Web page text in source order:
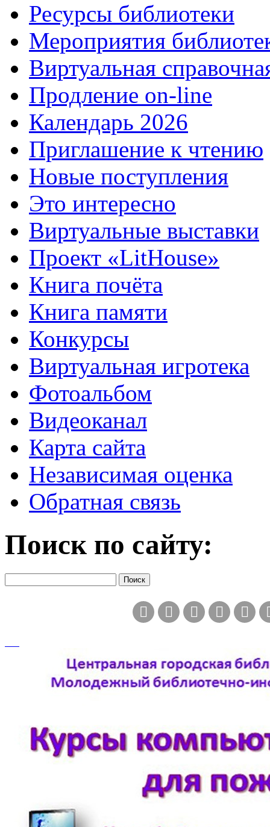
Ресурсы библиотеки
Мероприятия
Виртуальная
Продление on-line
Календарь 2026
Приглашение к чтению
Новые поступления
Это интересно
Виртуальные выставки
Проект «LitHouse»
Книга почёта
Книга памяти
Конкурсы
Виртуальная игротека
Фотоальбом
Видеоканал
Карта сайта
Независимая оценка
Обратная связь
Поиск по сайту: